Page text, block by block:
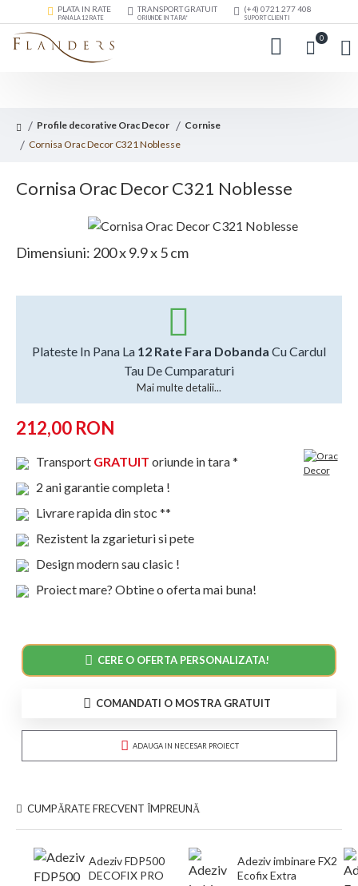
PLATA IN RATE
PANA LA 12 RATE
TRANSPORT GRATUIT
ORIUNDE IN TARA*
(+4) 0721 277 408
SUPORT CLIENTI
0
Profile decorative Orac Decor
Cornise
Cornisa Orac Decor C321 Noblesse
Cornisa Orac Decor C321 Noblesse
Dimensiuni: 200 x 9.9 x 5 cm
Plateste In Pana La 12 Rate Fara Dobanda Cu Cardul
Tau De Cumparaturi
Mai multe detalii...
212,00 RON
Transport GRATUIT oriunde in tara *
2 ani garantie completa !
Livrare rapida din stoc **
Rezistent la zgarieturi si pete
Design modern sau clasic !
Proiect mare? Obtine o oferta mai buna!
CERE O OFERTA PERSONALIZATA!
COMANDATI O MOSTRA GRATUIT
ADAUGA IN NECESAR PROIECT
CUMPĂRATE FRECVENT ÎMPREUNĂ
Adeziv FDP500
DECOFIX PRO
Adeziv imbinare FX210
Ecofix Extra